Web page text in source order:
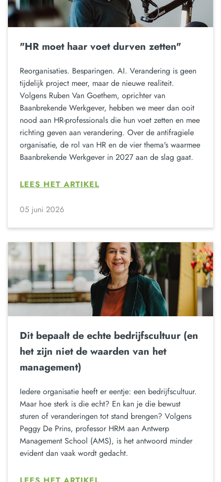
"HR moet haar voet durven zetten"
Reorganisaties. Besparingen. AI. Verandering is geen
tijdelijk project meer, maar de nieuwe realiteit.
Volgens Ruben Van Goethem, oprichter van
Baanbrekende Werkgever, hebben we meer dan ooit
nood aan HR-professionals die hun voet zetten en mee
richting geven aan verandering. Over de antifragiele
organisatie, de rol van HR en de vier thema's waarmee
Baanbrekende Werkgever in 2027 aan de slag gaat.
LEES HET ARTIKEL
05 juni 2026
Dit bepaalt de echte bedrijfscultuur (en
het zijn niet de waarden van het
management)
Iedere organisatie heeft er eentje: een bedrijfscultuur.
Maar hoe sterk is die echt? En kan je die bewust
sturen of veranderingen tot stand brengen? Volgens
Peggy De Prins, professor HRM aan Antwerp
Management School (AMS), is het antwoord minder
evident dan vaak wordt gedacht.